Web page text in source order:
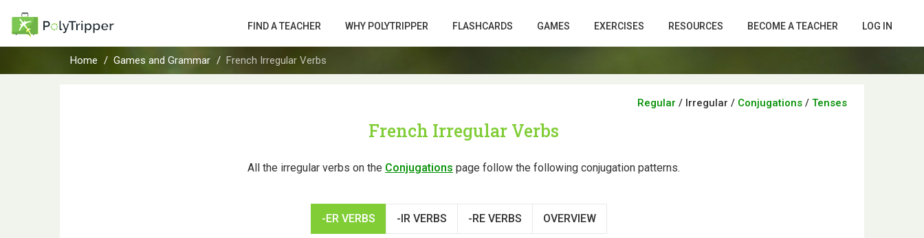
FIND A TEACHER WHY POLYTRIPPER FLASHCARDS GAMES EXERCISES RESOURCES BECOME A TEACHER LOG IN
Home Games and Grammar French Irregular Verbs
Regular / Irregular / Conjugations / Tenses
French Irregular Verbs
All the irregular verbs on the Conjugations page follow the following conjugation patterns.
-ER VERBS -IR VERBS -RE VERBS OVERVIEW